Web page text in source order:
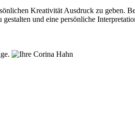
Kreativität Ausdruck zu geben.
und eine persönliche